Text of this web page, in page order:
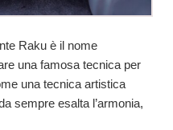
Raku è il nome
una famosa tecnica per
una tecnica artistica
sempre esalta l’armonia,